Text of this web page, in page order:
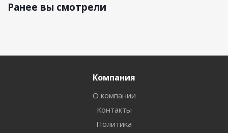
Ранее вы смотрели
Компания
О компании
Контакты
Политика